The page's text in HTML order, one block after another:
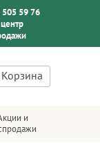
59 76
Корзина
и